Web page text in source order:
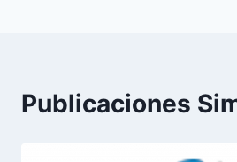
Publicaciones